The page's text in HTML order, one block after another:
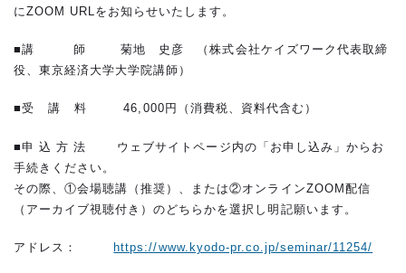
にZOOM URLをお知らせいたします。
■講 師 菊地 史彦 （株式会社ケイズワーク代表取締
役、東京経済大学大学院講師）
■受 講 料 46,000円（消費税、資料代含む）
■申 込 方 法 ウェブサイトページ内の「お申し込み」からお
手続きください。
その際、①会場聴講（推奨）、または②オンラインZOOM配信
（アーカイブ視聴付き）のどちらかを選択し明記願います。
アドレス：https://www.kyodo-pr.co.jp/seminar/11254/